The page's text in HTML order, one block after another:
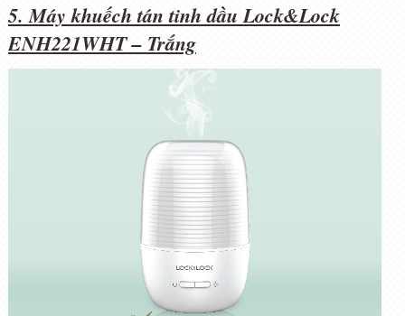
5. Máy khuếch tán tinh dầu Lock&Lock
ENH221WHT – Trắng